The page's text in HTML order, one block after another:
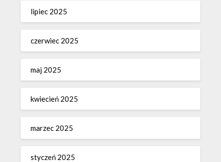
lipiec 2025
czerwiec 2025
maj 2025
kwiecień 2025
marzec 2025
styczeń 2025